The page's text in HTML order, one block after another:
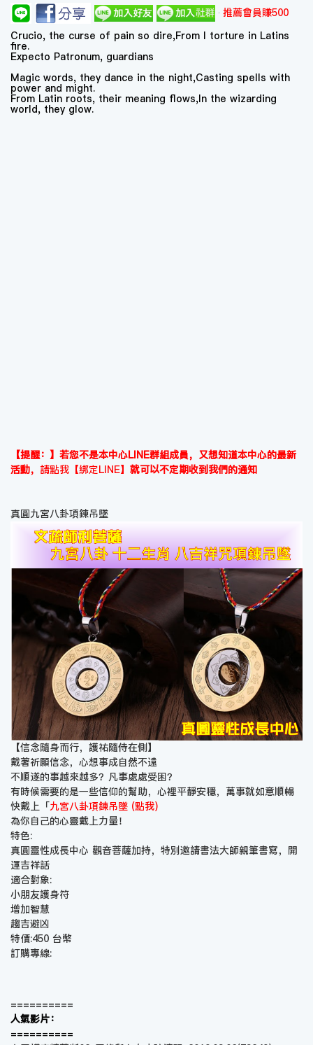
推薦會員賺500
Crucio, the curse of pain so dire,From I torture in Latins
fire.
Expecto Patronum, guardians
Magic words, they dance in the night,Casting spells with
power and might.
From Latin roots, their meaning flows,In the wizarding
world, they glow.
【提醒：】若您不是本中心LINE群組成員，又想知道本中心的最新
活動， 請點我【綁定LINE】 就可以不定期收到我們的通知
真圓九宮八卦項鍊吊墜
【信念隨身而行，護祐隨侍在側】
戴著祈願信念，心想事成自然不遠
不順遂的事越來越多？凡事處處受困？
有時候需要的是一些信仰的幫助，心裡平靜安穩，萬事就如意順暢
快戴上「九宮八卦項鍊吊墜 (點我)
為你自己的心靈戴上力量！
特色:
真圓靈性成長中心 觀音菩薩加持，特別邀請書法大師親筆書寫，開
運吉祥話
適合對象:
小朋友護身符
增加智慧
趨吉避凶
特價:450 台幣
訂購專線:
==========
人氣影片：
==========